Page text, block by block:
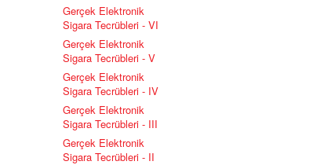
Gerçek Elektronik
Sigara Tecrübleri - VI
Gerçek Elektronik
Sigara Tecrübleri - V
Gerçek Elektronik
Sigara Tecrübleri - IV
Gerçek Elektronik
Sigara Tecrübleri - III
Gerçek Elektronik
Sigara Tecrübleri - II